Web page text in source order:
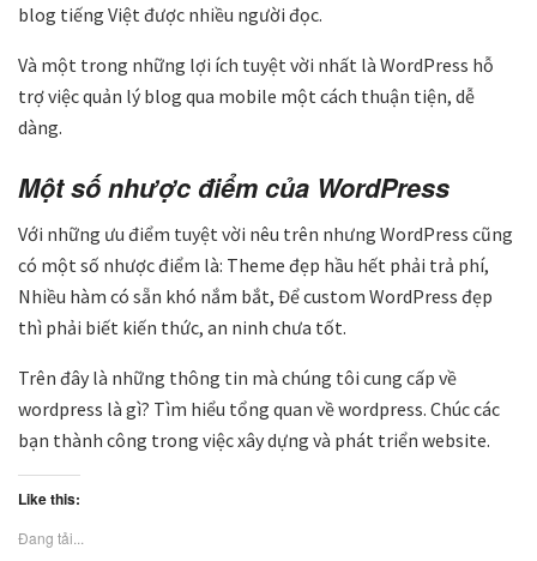
blog tiếng Việt được nhiều người đọc.
Và một trong những lợi ích tuyệt vời nhất là WordPress hỗ
trợ việc quản lý blog qua mobile một cách thuận tiện, dễ
dàng.
Một số nhược điểm của WordPress
Với những ưu điểm tuyệt vời nêu trên nhưng WordPress cũng
có một số nhược điểm là: Theme đẹp hầu hết phải trả phí,
Nhiều hàm có sẵn khó nắm bắt, Để custom WordPress đẹp
thì phải biết kiến thức, an ninh chưa tốt.
Trên đây là những thông tin mà chúng tôi cung cấp về
wordpress là gì? Tìm hiểu tổng quan về wordpress. Chúc các
bạn thành công trong việc xây dựng và phát triển website.
Like this:
Đang tải...